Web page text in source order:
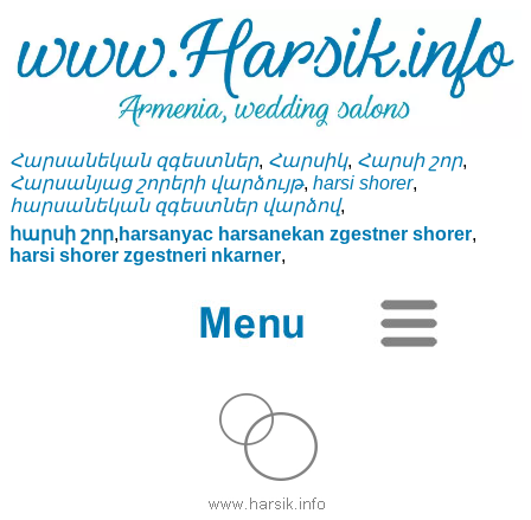
Հարսանեկան զգեստներ, Հարսիկ, Հարսի շոր,
Հարսանյաց շորերի վարձույթ, harsi shorer,
հարսանեկան զգեստներ վարձով,
հարսի շոր, harsanyac harsanekan zgestner shorer,
harsi shorer zgestneri nkarner,